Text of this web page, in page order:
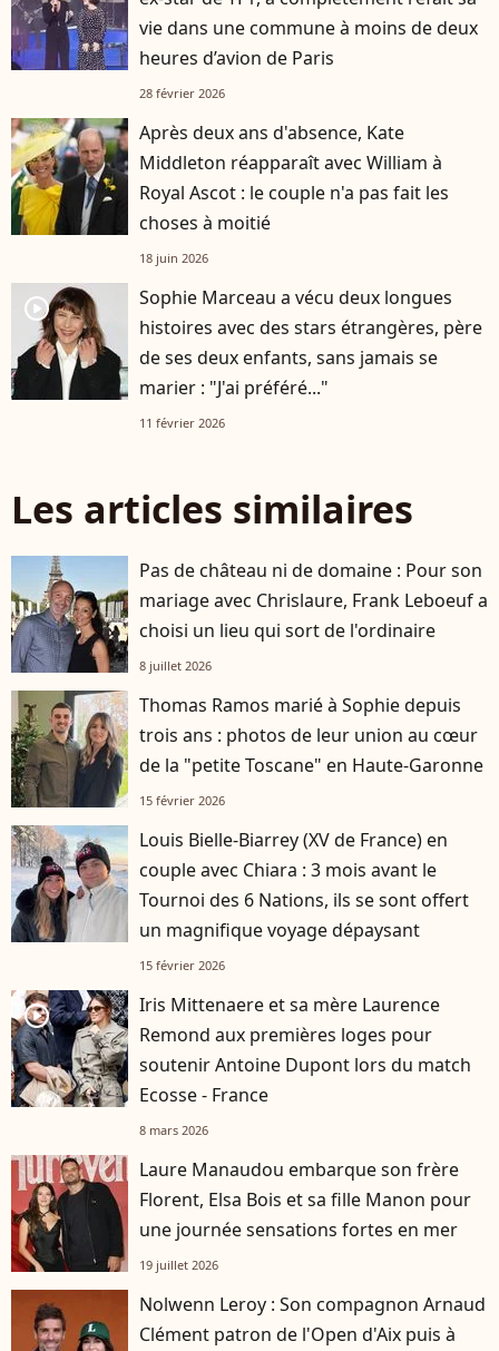
vie dans une commune à moins de deux
heures d’avion de Paris
28 février 2026
Après deux ans d'absence, Kate
Middleton réapparaît avec William à
Royal Ascot : le couple n'a pas fait les
choses à moitié
18 juin 2026
player2
Sophie Marceau a vécu deux longues
histoires avec des stars étrangères, père
de ses deux enfants, sans jamais se
marier : "J'ai préféré..."
11 février 2026
Les articles similaires
Pas de château ni de domaine : Pour son
mariage avec Chrislaure, Frank Leboeuf a
choisi un lieu qui sort de l'ordinaire
8 juillet 2026
Thomas Ramos marié à Sophie depuis
trois ans : photos de leur union au cœur
de la "petite Toscane" en Haute-Garonne
15 février 2026
Louis Bielle-Biarrey (XV de France) en
couple avec Chiara : 3 mois avant le
Tournoi des 6 Nations, ils se sont offert
un magnifique voyage dépaysant
15 février 2026
player2
Iris Mittenaere et sa mère Laurence
Remond aux premières loges pour
soutenir Antoine Dupont lors du match
Ecosse - France
8 mars 2026
Laure Manaudou embarque son frère
Florent, Elsa Bois et sa fille Manon pour
une journée sensations fortes en mer
19 juillet 2026
Nolwenn Leroy : Son compagnon Arnaud
Clément patron de l'Open d'Aix puis à